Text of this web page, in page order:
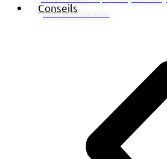
Conseils
partir de 13 990 € TTC*